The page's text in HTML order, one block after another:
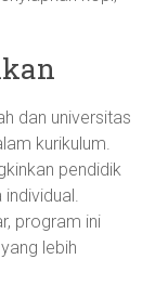
dan universitas
kurikulum.
pendidik
program ini
lebih